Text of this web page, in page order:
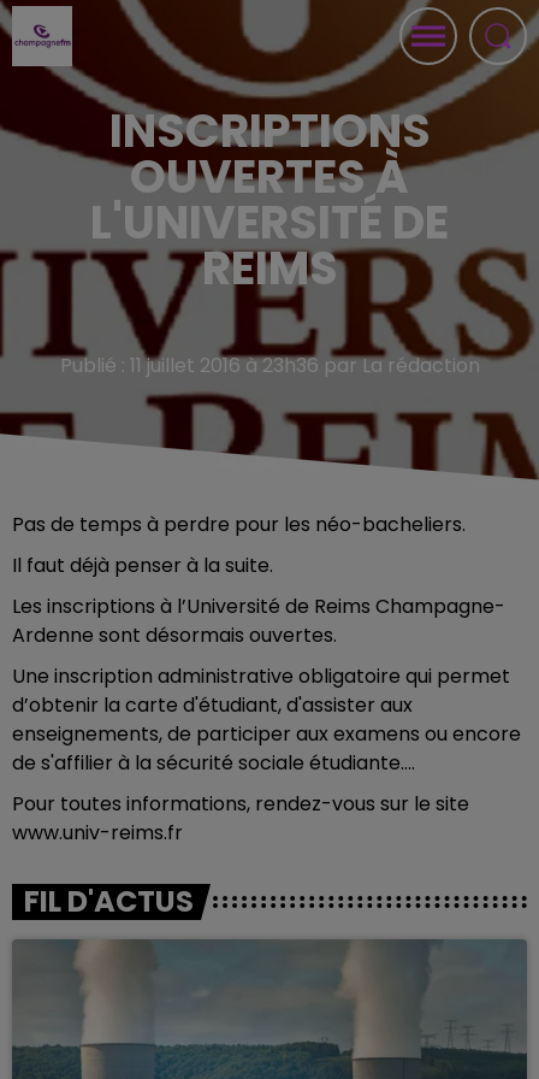
INSCRIPTIONS
OUVERTES À
L'UNIVERSITÉ DE
REIMS
Publié : 11 juillet 2016 à 23h36 par La rédaction
Pas de temps à perdre pour les néo-bacheliers.
Il faut déjà penser à la suite.
Les inscriptions à l’Université de Reims Champagne-
Ardenne sont désormais ouvertes.
Une inscription administrative obligatoire qui permet
d’obtenir la carte d'étudiant, d'assister aux
enseignements, de participer aux examens ou encore
de s'affilier à la sécurité sociale étudiante….
Pour toutes informations, rendez-vous sur le site
www.univ-reims.fr
FIL D'ACTUS